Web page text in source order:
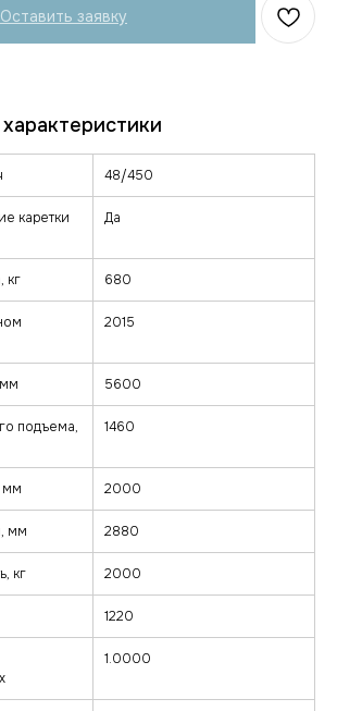
Оставить заявку
48/450
каретки
Да
кг 680
2015
5600
подъема,
1460
мм 2000
мм 2880
кг 2000
1220
1.0000